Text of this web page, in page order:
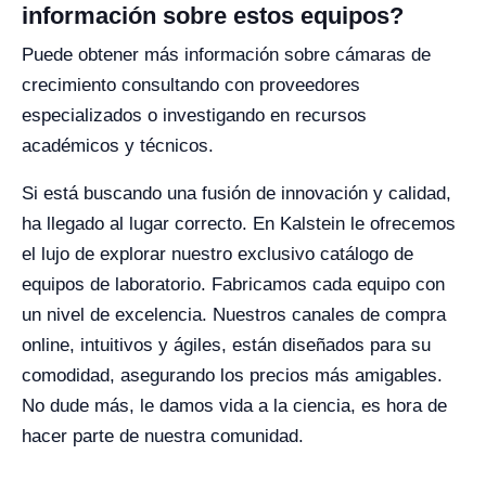
información sobre estos equipos?
Puede obtener más información sobre cámaras de
crecimiento consultando con proveedores
especializados o investigando en recursos
académicos y técnicos.
Si está buscando una fusión de innovación y calidad,
ha llegado al lugar correcto. En Kalstein le ofrecemos
el lujo de explorar nuestro exclusivo catálogo de
equipos de laboratorio. Fabricamos cada equipo con
un nivel de excelencia. Nuestros canales de compra
online, intuitivos y ágiles, están diseñados para su
comodidad, asegurando los precios más amigables.
No dude más, le damos vida a la ciencia, es hora de
hacer parte de nuestra comunidad.